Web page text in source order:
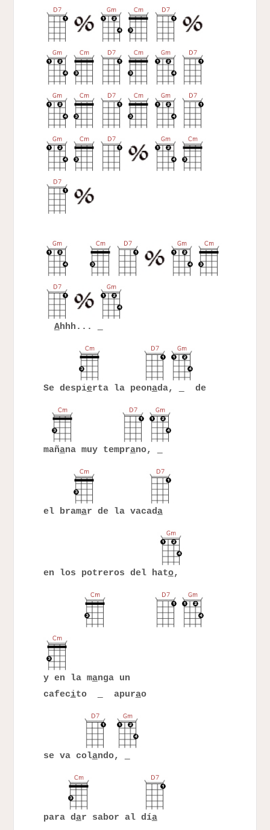
Ahhh...
Se despierta la peonada, de
mañana muy temprano,
el bramar de la vacada
en los potreros del hato,
y en la manga un
cafecito apurao
se va colando,
para dar sabor al día